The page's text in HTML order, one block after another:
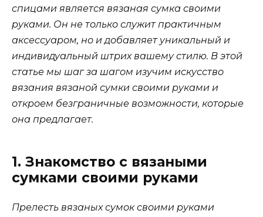
спицами является вязаная сумка своими
руками. Он не только служит практичным
аксессуаром, но и добавляет уникальный и
индивидуальный штрих вашему стилю. В этой
статье мы шаг за шагом изучим искусство
вязания вязаной сумки своими руками и
откроем безграничные возможности, которые
она предлагает.
1. Знакомство с вязаными
сумками своими руками
Прелесть вязаных сумок своими руками